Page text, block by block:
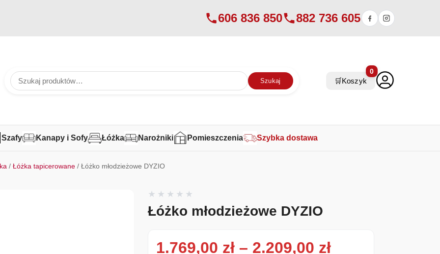
606 836 850 882 736 605
Szukaj 🛒Koszyk
0
Szafy Kanapy i Sofy Łóżka Narożniki Pomieszczenia Szybka dostawa
/Łóżka tapicerowane / Łóżko młodzieżowe DYZIO
Łóżko młodzieżowe DYZIO
1.769,00 zł – 2.209,00 złZakres cen: